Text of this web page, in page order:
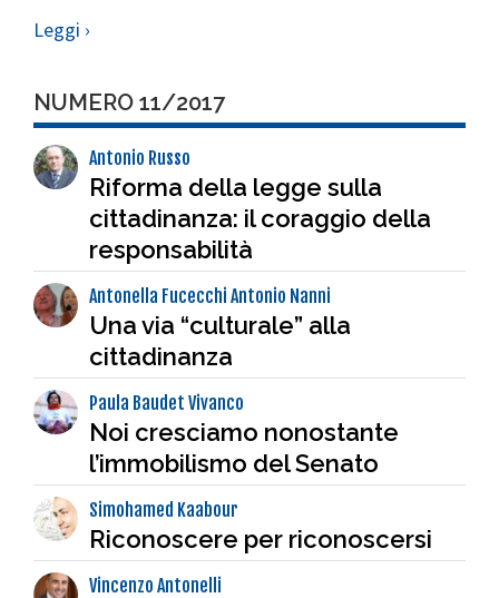
Leggi ›
NUMERO 11/2017
Antonio Russo
Riforma della legge sulla
cittadinanza: il coraggio della
responsabilità
Antonella Fucecchi Antonio Nanni
Una via “culturale” alla
cittadinanza
Paula Baudet Vivanco
Noi cresciamo nonostante
l’immobilismo del Senato
Simohamed Kaabour
Riconoscere per riconoscersi
Vincenzo Antonelli